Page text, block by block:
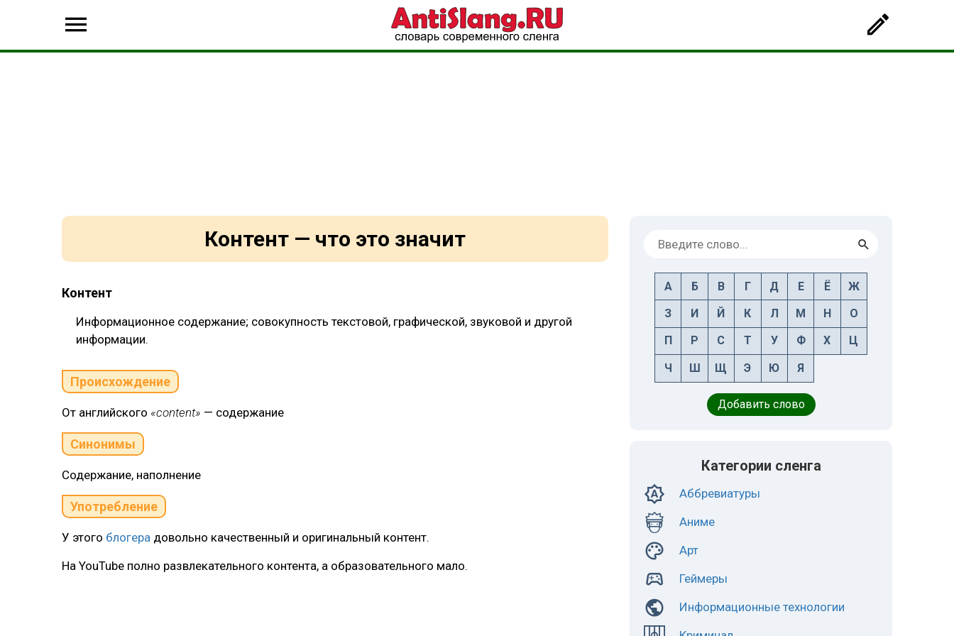
Контент — что это значит
Контент
Информационное содержание; совокупность текстовой, графической, звуковой и другой
информации.
Происхождение
От английского «content» — содержание
Синонимы
Содержание, наполнение
Употребление
У этого блогера довольно качественный и оригинальный контент.
На YouTube полно развлекательного контента, а образовательного мало.
А Б В Г Д Е Ё Ж
З И Й К Л М Н О
П Р С Т У Ф Х Ц
Ч Ш Щ Э Ю Я
Добавить слово
Категории сленга
Аббревиатуры
Аниме
Арт
Геймеры
Информационные технологии